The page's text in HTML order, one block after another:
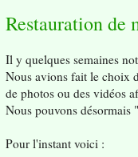
Restauration de
Il y quelques semaines
Nous avions fait le choix
de photos ou des vidéos
Nous pouvons désormais
Pour l'instant voici :